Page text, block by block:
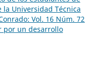
Universidad Técnica
Vol. 16 Núm. 72
por un desarrollo